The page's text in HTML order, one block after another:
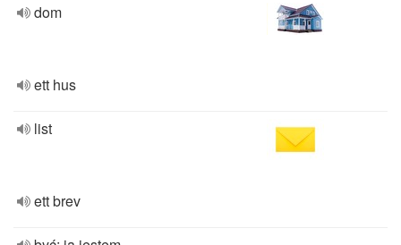
dom
ett hus
list
ett brev